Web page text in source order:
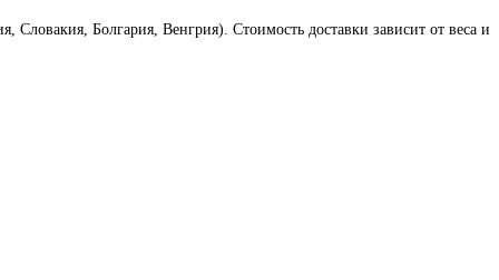
Болгария, Венгрия). Стоимость доставки зависит от веса и